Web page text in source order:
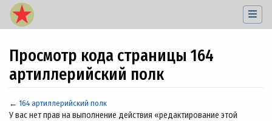
Просмотр кода страницы 164
артиллерийский полк
← 164 артиллерийский полк
Перейти к:навигация,поиск
У вас нет прав на выполнение действия «редактирование этой